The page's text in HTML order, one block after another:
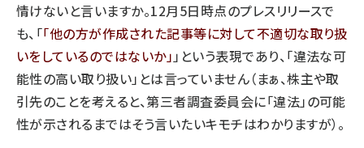
情けないと言いますか。12月5日時点のプレスリリースで
も、「 他の方が作成された記事等に対して不適切な取り扱
いをしているのではないか 」という表現であり、「違法な可
能性の高い取り扱い」とは言っていません（まぁ、株主や取
引先のことを考えると、第三者調査委員会に「違法」の可能
性が示されるまではそう言いたいキモチはわかりますが）。